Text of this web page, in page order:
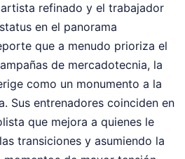
refinado y el trabajador
en el panorama
que a menudo prioriza el
de mercadotecnia, la
como un monumento a la
Sus entrenadores coinciden en
que mejora a quienes le
transiciones y asumiendo la